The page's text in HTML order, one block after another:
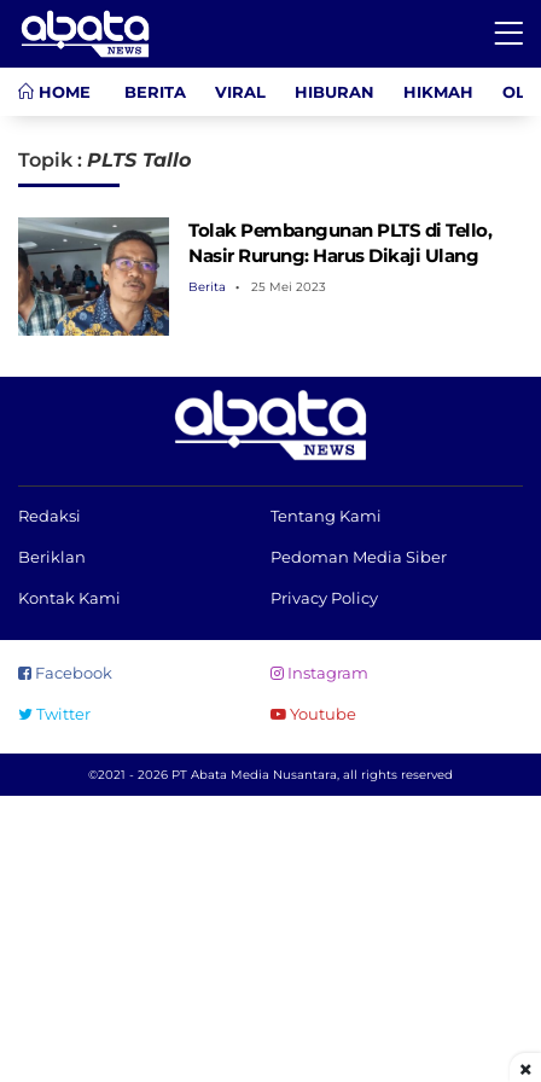
HOME BERITA VIRAL HIBURAN HIKMAH
Topik : PLTS Tallo
Tolak Pembangunan PLTS di Tello,
Nasir Rurung: Harus Dikaji Ulang
Berita 25 Mei 2023
Redaksi Tentang Kami
Beriklan Pedoman Media Siber
Kontak Kami Privacy Policy
Facebook Instagram
Twitter Youtube
©2021 - 2026 PT Abata Media Nusantara, all rights reserved
×